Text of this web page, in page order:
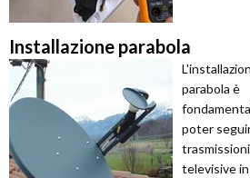
Installazione parabola
parabola è
poter
televisive in